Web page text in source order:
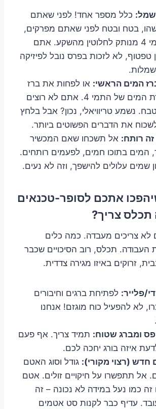
כלל מספר אחד! לפני שאתם
בטח ובטח לפני שאתם מפרקים,
וודאו שהתמי 4 מנותק לחלוטין מהשקע. אתם
טפטוף, לא לזכות בפרס נובל לפיזיקה
המים הראשי: או לפחות את ברז
הניל בנקודת המים של התמי 4. אתם לא רוצים
נשמע טריוויאלי, נכון? אבל בלחץ
את הדברים הפשוטים ביותר.
רותח: אל תשכחו שאם המכשיר
המים בתוכו חמים, לפעמים רותחים.
שמים עלולים להישפך, וזה לא נעים.
אתכם לסופר-טכנאים
צריך?
לא צריכים מעבדה. כמה כלים
העבודה. תכלס, רוב הסיכויים שכבר
זרוקים באיזו מגירה צדדית.
פלייר: לפתיחת ברגים וחיבורים
לא להפעיל כוח מוגזם! אנחנו
ומברג שטוח: תמיד צריך. אף פעם
איזה בורג יחכה לכם.
(רצוי מקורי): גודל וסוג האטם
אל תתפשרו על חיקויים זולים. אטם
כמו נעל במידה לא נכונה – זה
עדיף כבר לקנות סט אטמים